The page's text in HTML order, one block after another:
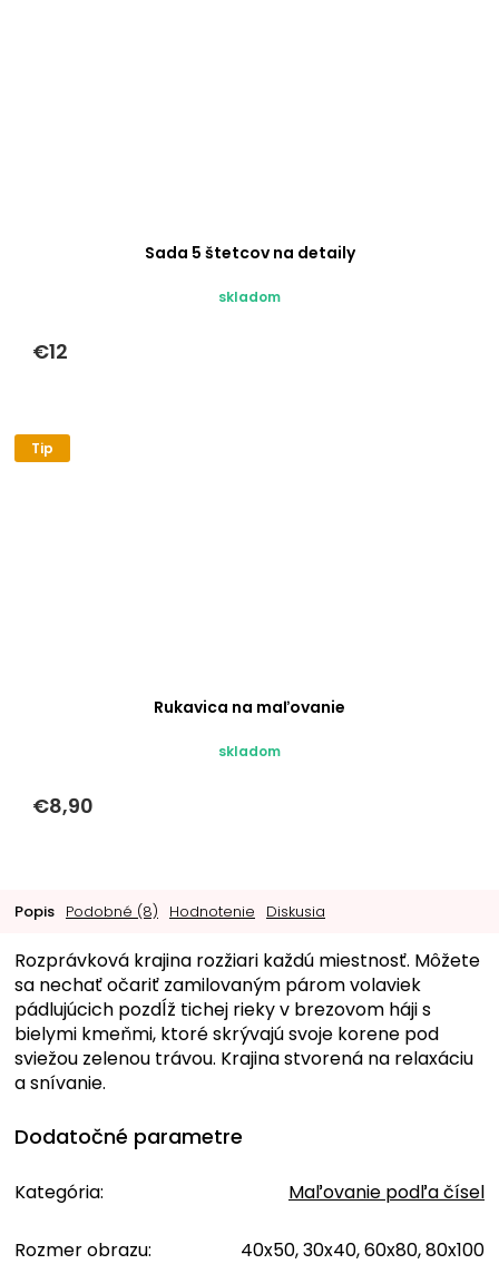
Sada 5 štetcov na detaily
skladom
€12
Tip
Rukavica na maľovanie
skladom
€8,90
Popis Podobné (8) Hodnotenie Diskusia
Rozprávková krajina rozžiari každú miestnosť. Môžete
sa nechať očariť zamilovaným párom volaviek
pádlujúcich pozdĺž tichej rieky v brezovom háji s
bielymi kmeňmi, ktoré skrývajú svoje korene pod
sviežou zelenou trávou. Krajina stvorená na relaxáciu
a snívanie.
Dodatočné parametre
Kategória: Maľovanie podľa čísel
Rozmer obrazu: 40x50, 30x40, 60x80, 80x100